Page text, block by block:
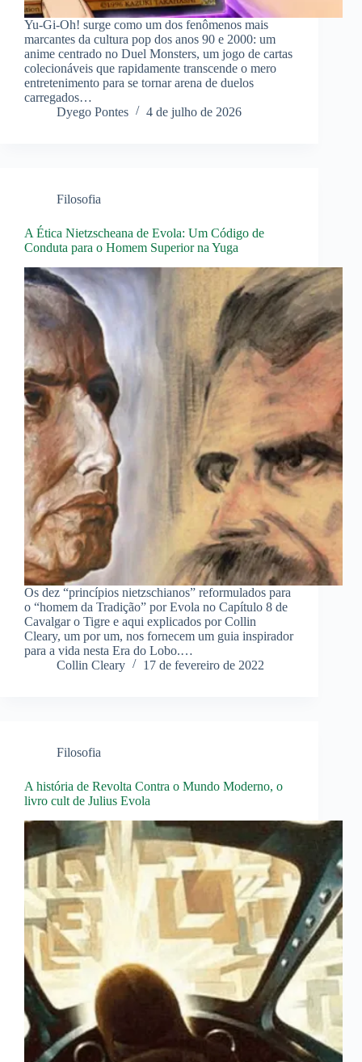
Yu-Gi-Oh! surge como um dos fenômenos mais
marcantes da cultura pop dos anos 90 e 2000: um
anime centrado no Duel Monsters, um jogo de cartas
colecionáveis que rapidamente transcende o mero
entretenimento para se tornar arena de duelos
carregados…
Dyego Pontes
4 de julho de 2026
Filosofia
A Ética Nietzscheana de Evola: Um Código de
Conduta para o Homem Superior na Yuga
Os dez “princípios nietzschianos” reformulados para
o “homem da Tradição” por Evola no Capítulo 8 de
Cavalgar o Tigre e aqui explicados por Collin
Cleary, um por um, nos fornecem um guia inspirador
para a vida nesta Era do Lobo.…
Collin Cleary
17 de fevereiro de 2022
Filosofia
A história de Revolta Contra o Mundo Moderno, o
livro cult de Julius Evola